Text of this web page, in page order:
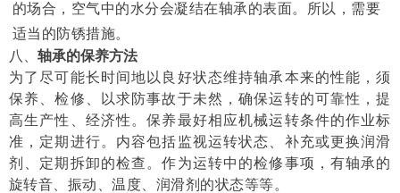
的场合，空气中的水分会凝结在轴承的表面。所以，需要
适当的防锈措施。
八、 轴承的保养方法
为了尽可能长时间地以良好状态维持轴承本来的性能，须
保养、检修、以求防事故于未然，确保运转的可靠性，提
高生产性、经济性。保养最好相应机械运转条件的作业标
准，定期进行。内容包括监视运转状态、补充或更换润滑
剂、定期拆卸的检查。作为运转中的检修事项，有轴承的
旋转音、振动、温度、润滑剂的状态等等。